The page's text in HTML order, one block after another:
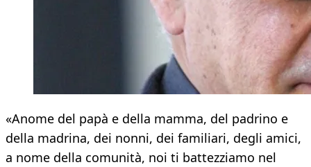
«Anome del papà e della mamma, del padrino e
della madrina, dei nonni, dei familiari, degli amici,
a nome della comunità, noi ti battezziamo nel